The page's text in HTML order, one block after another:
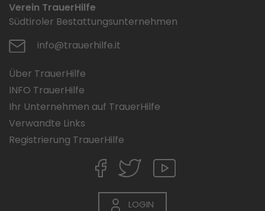
Verein TrauerHilfe
Südtiroler Bestattungsunternehmen
info@trauerhilfe.it
Über TrauerHilfe
INFO TrauerHilfe
Ihr Unternehmen auf TrauerHilfe
Verwandte Links
Registrierung TrauerHilfe
LOGIN